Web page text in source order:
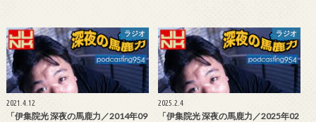
ラジオ
2021.4.12
「伊集院光 深夜の馬鹿力／2014年09
ラジオ
2025.2.4
「伊集院光 深夜の馬鹿力／2025年02